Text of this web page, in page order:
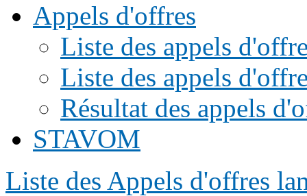
Appels d'offres
Liste des appels
Liste des appels
Résultat des appels
STAVOM
Liste des Appels d'offres